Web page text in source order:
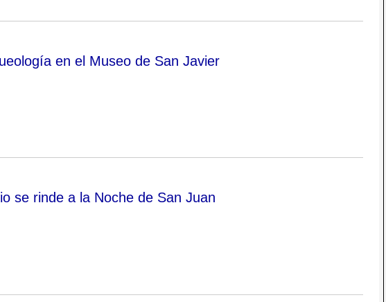
en el Museo de San Javier
se rinde a la Noche de San Juan